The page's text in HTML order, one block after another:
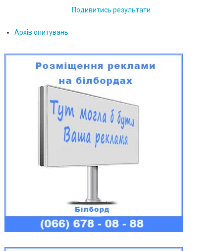
Подивитись результати
Архів опитувань